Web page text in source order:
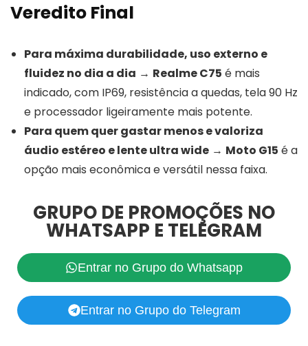
Veredito Final
Para máxima durabilidade, uso externo e
fluidez no dia a dia → Realme C75 é mais
indicado, com IP69, resistência a quedas, tela 90 Hz
e processador ligeiramente mais potente.
Para quem quer gastar menos e valoriza
áudio estéreo e lente ultra wide → Moto G15 é a
opção mais econômica e versátil nessa faixa.
GRUPO DE PROMOÇÕES NO
WHATSAPP E TELEGRAM
Entrar no Grupo do Whatsapp
Entrar no Grupo do Telegram